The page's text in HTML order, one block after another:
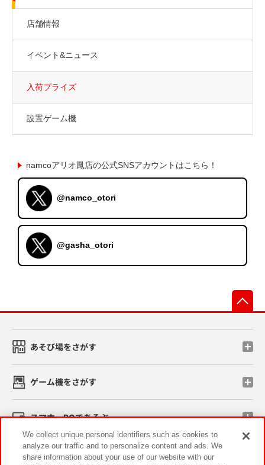
店舗情報
イベント&ニュース
入荷プライズ
設置ゲーム機
namcoアリオ鳳店の公式SNSアカウントはこちら！
@namco_otori
@gasha_otori
あそび場をさがす
ゲーム機をさがす
スマホ・PCであそぶ
イベント・キャンペーン
We collect unique personal identifiers such as cookies to
analyze our traffic and to personalize content and ads. We
share information about your use of our website with our